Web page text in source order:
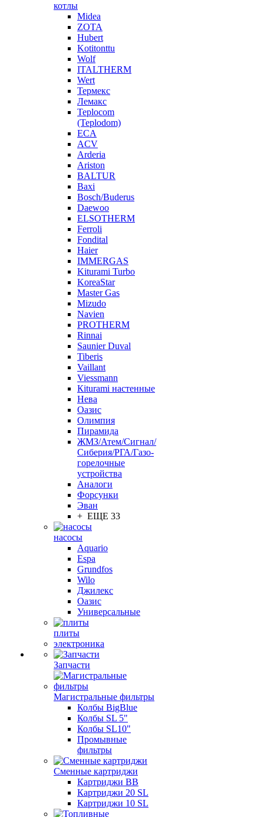
котлы
Midea
ZOTA
Hubert
Kotitonttu
Wolf
ITALTHERM
Wert
Термекс
Лемакс
Teplocom
(Teplodom)
ECA
ACV
Arderia
Ariston
BALTUR
Baxi
Bosch/Buderus
Daewoo
ELSOTHERM
Ferroli
Fondital
Haier
IMMERGAS
Kiturami Turbo
KoreaStar
Master Gas
Mizudo
Navien
PROTHERM
Rinnai
Saunier Duval
Tiberis
Vaillant
Viessmann
Кiturami настенные
Нева
Оазис
Олимпия
Пирамида
ЖМЗ/Атем/Сигнал/
Сиберия/РГА/Газо-
горелочные
устройства
Aналоги
Форсунки
Эван
+ ЕЩЕ 33
насосы
Aquario
Espa
Grundfos
Wilo
Джилекс
Оазис
Универсальные
плиты
электроника
Запчасти
Магистральные фильтры
Колбы BigBlue
Колбы SL 5"
Колбы SL10"
Промывные
фильтры
Сменные картриджи
Картриджи BB
Картриджи 20 SL
Картриджи 10 SL